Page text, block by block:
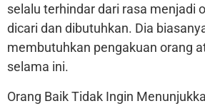
selalu terhindar dari rasa menjadi
dicari dan dibutuhkan. Dia
membutuhkan pengakuan orang
selama ini.
Orang Baik Tidak Ingin